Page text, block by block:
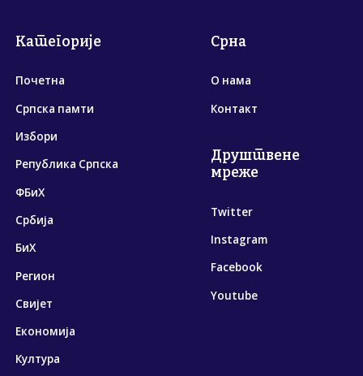
Категорије
Почетна
Српска памти
Избори
Република Српска
ФБиХ
Србија
БиХ
Регион
Свијет
Економија
Култура
Срна
О нама
Контакт
Друштвене
мреже
Twitter
Instagram
Facebook
Youtube